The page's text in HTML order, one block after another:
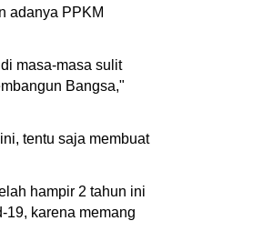
adanya PPKM
masa-masa sulit
Bangsa,"
tentu saja membuat
hampir 2 tahun ini
19, karena memang